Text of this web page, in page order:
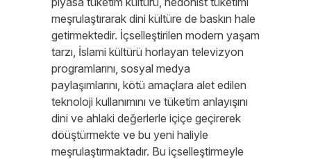
meşrulaştırarak dini kültüre de baskın hale
getirmektedir. İçselleştirilen modern yaşam
tarzı, İslami kültürü horlayan televizyon
programlarını, sosyal medya
paylaşımlarını, kötü amaçlara alet edilen
teknoloji kullanımını ve tüketim anlayışını
dini ve ahlaki değerlerle içiçe geçirerek
döüştürmekte ve bu yeni haliyle
meşrulaştırmaktadır. Bu içselleştirmeyle